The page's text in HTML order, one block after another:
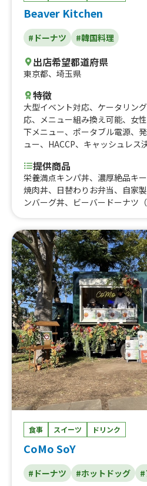
Beaver Kitchen
#ドーナツ #韓国料理
出店希望都道府県
東京都、 埼玉県
特徴
大型イベント対応、 ケータリン
応、 メニュー組み換え可能、 女
下メニュー、 ポータブル電源、
ュー、 HACCP、 キャッシュレス
提供商品
栄養満点キンパ丼、濃厚絶品キ
焼肉丼、日替わりお弁当、自家
ンバーグ丼、ビーバードーナツ
ードアップルパイドーナツ、ビ
ドアップルパイ)、ビーバードー
ップラテ、アップルカスタード
ルミルク、ホイップダブルチョ
ー、アイスコーヒー、ウインナ
ナーアイスコーヒー、濃厚ミル
厚ミルクのアイスカフェラテ、
ク、ホットココア、ホットティ
フレーバーポテト、スペシャル
ンデー、メープルアイスクリー
イス、クッキーアンドクリーム
アイス、特製絶品タレのスタミナ焼肉丼 (イベ
ニュー)、メロンソーダフロート
き氷、かき氷(ミルクアイスのせ)
食事 スイーツ ドリンク
CoMo SoY
#ドーナツ #ホットドッグ #